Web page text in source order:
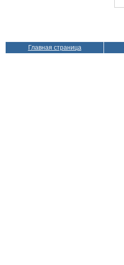
Главная страница